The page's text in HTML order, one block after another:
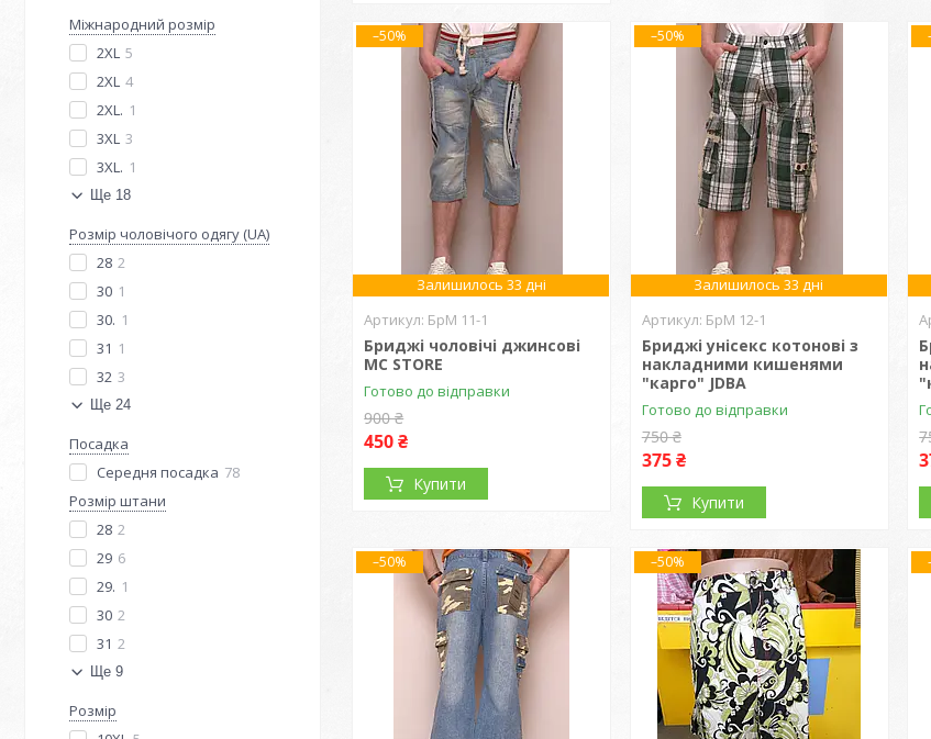
Міжнародний розмір
2XL 5
2XL 4
2XL. 1
3XL 3
3XL. 1
Ще 18
Розмір чоловічого одягу (UA)
28 2
30 1
30. 1
31 1
32 3
Ще 24
Посадка
Середня посадка 78
Розмір штани
28 2
29 6
29. 1
30 2
31 2
Ще 9
Розмір
–50%
Залишилось 33 дні
БрМ 11-1
Бриджі чоловічі джинсові
MC STORE
Готово до відправки
900 ₴
450 ₴
Купити
–50%
Залишилось 33 дні
БрМ 12-1
Бриджі унісекс котонові з
накладними кишенями
"карго" JDBA
Готово до відправки
750 ₴
375 ₴
Купити
–50% –50%